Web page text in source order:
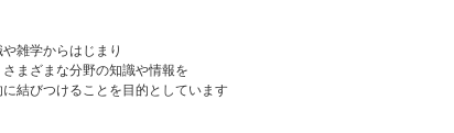
雑学からはじまり
まざまな分野の知識や情報を
結びつけることを目的としています